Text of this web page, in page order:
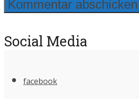
Social Media
facebook